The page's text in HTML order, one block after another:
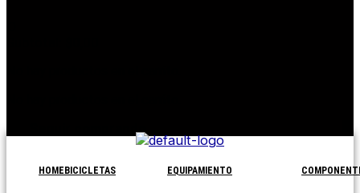
Seguir comprando
HOME BICICLETAS EQUIPAMIENTO